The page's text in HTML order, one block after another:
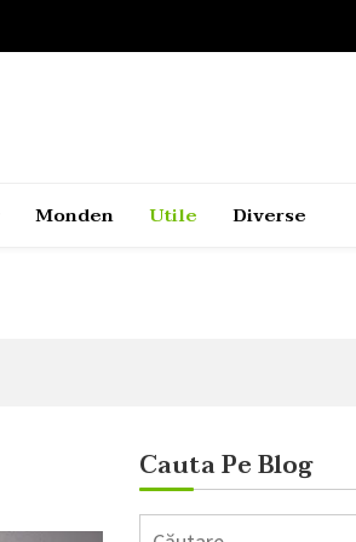
Monden Utile Diverse
Cauta Pe Blog
Caută